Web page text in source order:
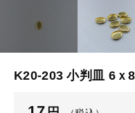
K20-203 小判皿 6ｘ
【はめこみパーツ
【表金具】 皿・ミ
【表金具】 浅皿
【表金
【
【表金